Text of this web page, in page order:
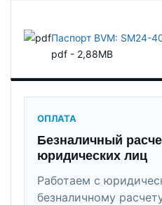
Паспорт BVM: SM24-
pdf - 2,88MB
ОПЛАТА
Безналичный
юридических лиц
Работаем с
безналичному